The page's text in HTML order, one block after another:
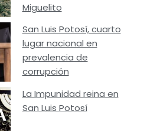
Miguelito
San Luis Potosí, cuarto
lugar nacional en
prevalencia de
corrupción
La Impunidad reina en
San Luis Potosí